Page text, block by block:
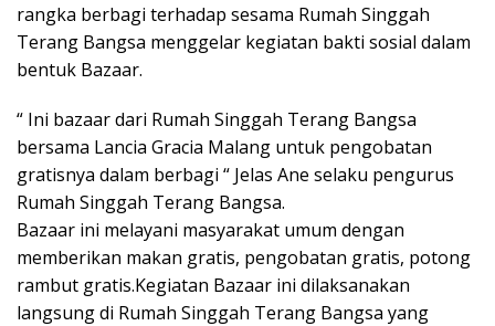
rangka berbagi terhadap sesama Rumah Singgah
Terang Bangsa menggelar kegiatan bakti sosial dalam
bentuk Bazaar.
“ Ini bazaar dari Rumah Singgah Terang Bangsa
bersama Lancia Gracia Malang untuk pengobatan
gratisnya dalam berbagi “ Jelas Ane selaku pengurus
Rumah Singgah Terang Bangsa.
Bazaar ini melayani masyarakat umum dengan
memberikan makan gratis, pengobatan gratis, potong
rambut gratis.Kegiatan Bazaar ini dilaksanakan
langsung di Rumah Singgah Terang Bangsa yang